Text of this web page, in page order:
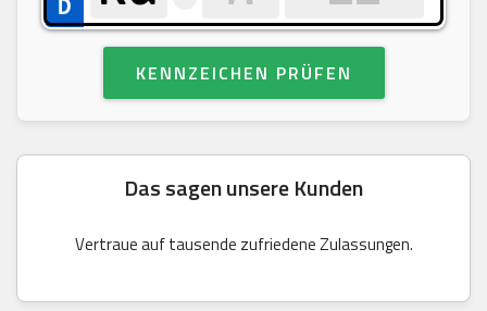
KENNZEICHEN PRÜFEN
Das sagen unsere Kunden
Vertraue auf tausende zufriedene Zulassungen.